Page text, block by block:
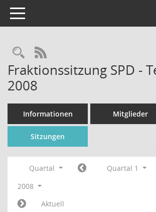
Toggle navigation
Rechercheauswahl
RSS-Feed
Fraktionssitzung SPD -
2008
Informationen Mitglieder
Sitzungen
Quartal
Quartal 1
2008
Aktuell